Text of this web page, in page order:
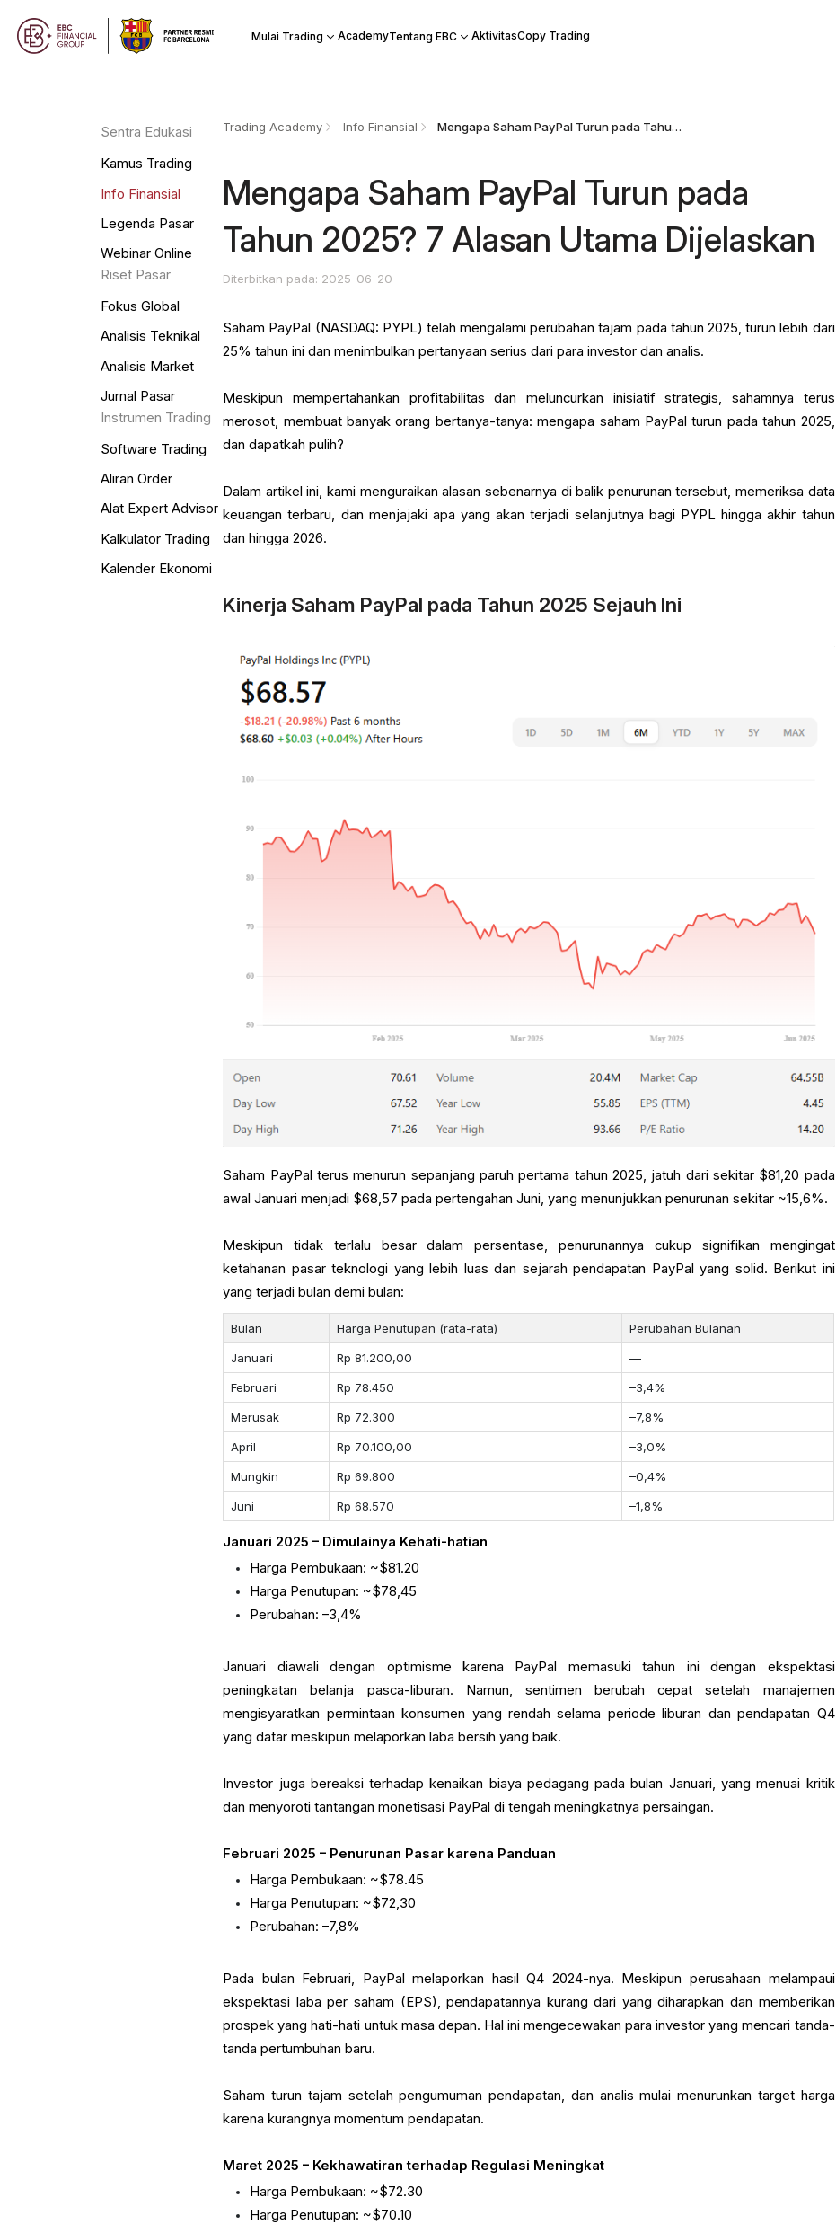
Mulai Trading AcademyTentang EBC AktivitasCopy Trading
Sentra Edukasi
Kamus Trading
Info Finansial
Legenda Pasar
Webinar Online
Riset Pasar
Fokus Global
Analisis Teknikal
Analisis Market
Jurnal Pasar
Instrumen Trading
Software Trading
Aliran Order
Alat Expert Advisor
Kalkulator Trading
Kalender Ekonomi
Trading Academy Info Finansial Mengapa Saham PayPal Turun pada Tahun 2025? 7 Alasan Utama Dijelaskan
Mengapa Saham PayPal Turun pada
Tahun 2025? 7 Alasan Utama Dijelaskan
Diterbitkan pada: 2025-06-20
Saham PayPal (NASDAQ: PYPL) telah mengalami perubahan tajam pada tahun 2025, turun lebih dari
25% tahun ini dan menimbulkan pertanyaan serius dari para investor dan analis.
Meskipun mempertahankan profitabilitas dan meluncurkan inisiatif strategis, sahamnya terus
merosot, membuat banyak orang bertanya-tanya: mengapa saham PayPal turun pada tahun 2025,
dan dapatkah pulih?
Dalam artikel ini, kami menguraikan alasan sebenarnya di balik penurunan tersebut, memeriksa data
keuangan terbaru, dan menjajaki apa yang akan terjadi selanjutnya bagi PYPL hingga akhir tahun
dan hingga 2026.
Kinerja Saham PayPal pada Tahun 2025 Sejauh Ini
Saham PayPal terus menurun sepanjang paruh pertama tahun 2025, jatuh dari sekitar $81,20 pada
awal Januari menjadi $68,57 pada pertengahan Juni, yang menunjukkan penurunan sekitar ~15,6%.
Meskipun tidak terlalu besar dalam persentase, penurunannya cukup signifikan mengingat
ketahanan pasar teknologi yang lebih luas dan sejarah pendapatan PayPal yang solid. Berikut ini
yang terjadi bulan demi bulan:
Bulan Harga Penutupan (rata-rata) Perubahan Bulanan
Januari Rp 81.200,00 —
Februari Rp 78.450 –3,4%
Merusak Rp 72.300 –7,8%
April Rp 70.100,00 –3,0%
Mungkin Rp 69.800 –0,4%
Juni Rp 68.570 –1,8%
Januari 2025 – Dimulainya Kehati-hatian
Harga Pembukaan: ~$81.20
Harga Penutupan: ~$78,45
Perubahan: –3,4%
Januari diawali dengan optimisme karena PayPal memasuki tahun ini dengan ekspektasi
peningkatan belanja pasca-liburan. Namun, sentimen berubah cepat setelah manajemen
mengisyaratkan permintaan konsumen yang rendah selama periode liburan dan pendapatan Q4
yang datar meskipun melaporkan laba bersih yang baik.
Investor juga bereaksi terhadap kenaikan biaya pedagang pada bulan Januari, yang menuai kritik
dan menyoroti tantangan monetisasi PayPal di tengah meningkatnya persaingan.
Februari 2025 – Penurunan Pasar karena Panduan
Harga Pembukaan: ~$78.45
Harga Penutupan: ~$72,30
Perubahan: –7,8%
Pada bulan Februari, PayPal melaporkan hasil Q4 2024-nya. Meskipun perusahaan melampaui
ekspektasi laba per saham (EPS), pendapatannya kurang dari yang diharapkan dan memberikan
prospek yang hati-hati untuk masa depan. Hal ini mengecewakan para investor yang mencari tanda-
tanda pertumbuhan baru.
Saham turun tajam setelah pengumuman pendapatan, dan analis mulai menurunkan target harga
karena kurangnya momentum pendapatan.
Maret 2025 – Kekhawatiran terhadap Regulasi Meningkat
Harga Pembukaan: ~$72.30
Harga Penutupan: ~$70.10